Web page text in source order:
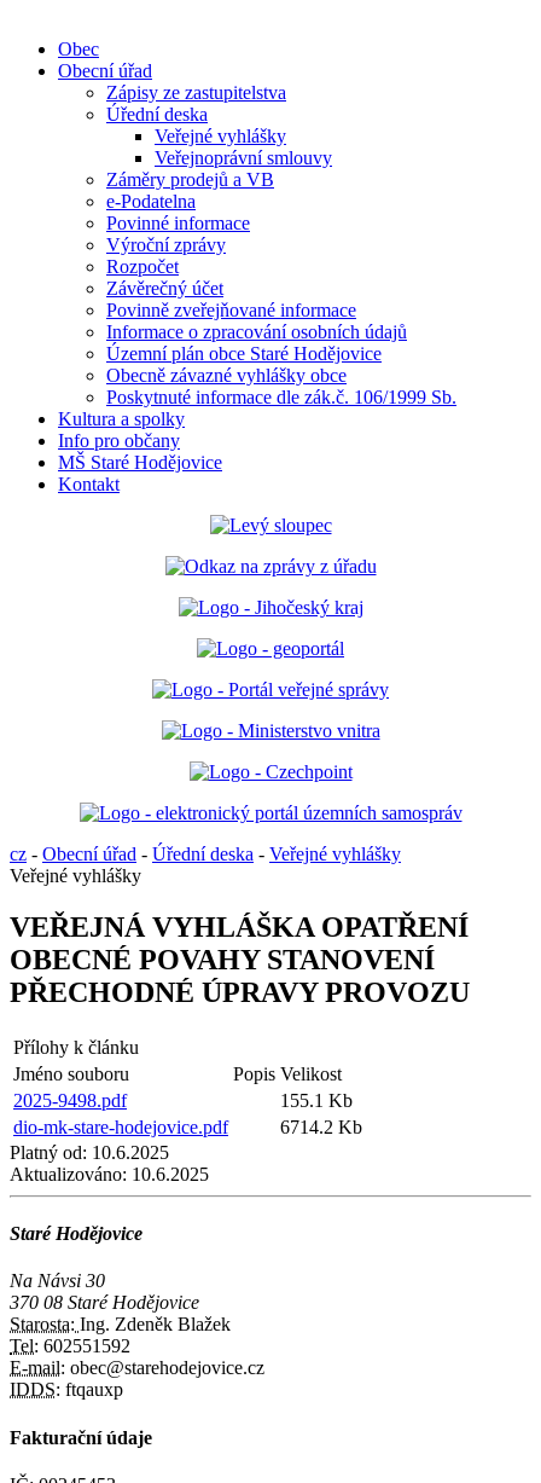
Obec
Obecní úřad
Zápisy ze zastupitelstva
Úřední deska
Veřejné vyhlášky
Veřejnoprávní smlouvy
Záměry prodejů a VB
e-Podatelna
Povinné informace
Výroční zprávy
Rozpočet
Závěrečný účet
Povinně zveřejňované informace
Informace o zpracování osobních údajů
Územní plán obce Staré Hodějovice
Obecně závazné vyhlášky obce
Poskytnuté informace dle zák.č. 106/1999 Sb.
Kultura a spolky
Info pro občany
MŠ Staré Hodějovice
Kontakt
cz - Obecní úřad - Úřední deska - Veřejné vyhlášky
Veřejné vyhlášky
VEŘEJNÁ VYHLÁŠKA OPATŘENÍ
OBECNÉ POVAHY STANOVENÍ
PŘECHODNÉ ÚPRAVY PROVOZU
Přílohy k článku
Jméno souboru
Popis Velikost
2025-9498.pdf
155.1 Kb
dio-mk-stare-hodejovice.pdf
6714.2 Kb
Platný od: 10.6.2025
Aktualizováno: 10.6.2025
Staré Hodějovice
Na Návsi 30
370 08 Staré Hodějovice
Starosta: Ing. Zdeněk Blažek
Tel: 602551592
E-mail: obec@starehodejovice.cz
IDDS: ftqauxp
Fakturační údaje